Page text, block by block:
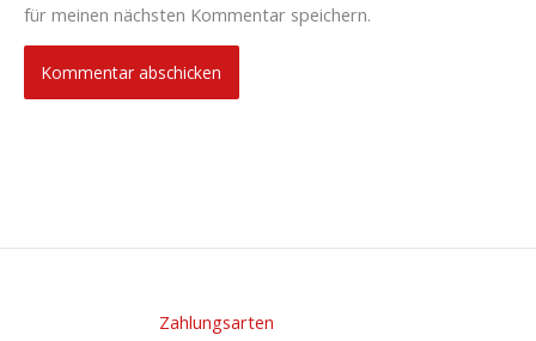
für meinen nächsten Kommentar speichern.
Zahlungsarten